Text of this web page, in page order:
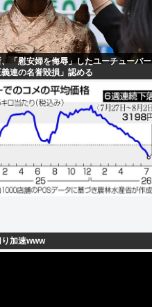
「慰安婦を侮辱」したユーチューバー
連の名誉毀損」認める
加速www